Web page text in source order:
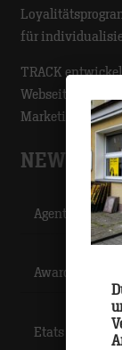
für
TRACK
Webseiten,
NEWS-
Agentur
Awards
Etats